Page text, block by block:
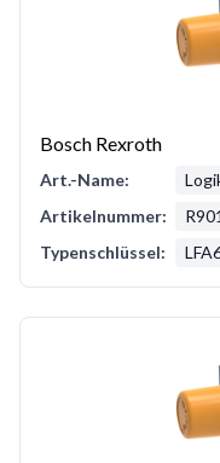
Bosch Rexroth
Art.-Name:
Artikelnummer:
Typenschlüssel: